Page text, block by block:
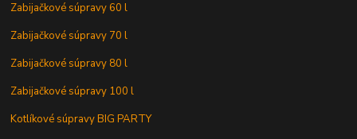
Zabijačkové súpravy 60 l
Zabijačkové súpravy 70 l
Zabijačkové súpravy 80 l
Zabijačkové súpravy 100 l
Kotlíkové súpravy BIG PARTY